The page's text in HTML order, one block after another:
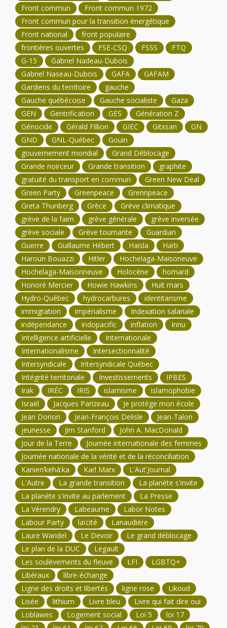
Front commun
Front commun 1972
Front commun pour la transition énergétique
Front national
front populaire
frontières ouvertes
FSE-CSQ FSSS
FTQ
G-15
Gabriel Nadeau-Dubois
Gabriel Naseau-Dubois
GAFA
GAFAM
Gardiens du territoire
gauche
Gauche québécoise
Gauche socialiste
Gaza
GEN
Gentrification GES
Génération Z
Génocide
Gérald Fillion GIEC Gitxsan
GN
GND
GNL-Québec
Gouin
gouvernement mondial
Grand Déblocage
Grande noirceur
Grande transition
graphite
gratuité du transport en commun
Green New Deal
Green Party
Greenpeace
Grennpeace
Greta Thunberg
Grèce
Grève climatique
grève de la faim
grève générale
grève inversée
grève sociale
Grève tournante
Guardian
Guerre
Guillaume Hébert Haisla
Haïti
Haroun Bouazzi
Hitler
Hochelaga-Maisoneuve
Hochelaga-Maisonneuve
Holocène
homard
Honoré Mercier
Howie Hawkins
Huit mars
Hydro-Québec
hydrocarbures
identitarisme
immigration
impérialisme
Indexation salariale
indépendance
Indopacific inflation
Innu
Intelligence artificielle
Internationale
Internationalisme
Intersectionnalité
Intersyndicale
Intersyndicale Québec
Intégrité territoriale
Investissements
IPBES
Irak
IRÉC IRIS islamisme
islamophobie
Israël
Jacques Parizeau
Je protège mon école
Jean Dorion
Jean-François Delisle
Jean-Talon
jeunesse
Jim Stanford
John A. MacDonald
Jour de la Terre
Journée internationale des femmes
Journée nationale de la vérité et de la réconciliation
Kanien’kehá:ka
Karl Marx
L'Aut'Journal
L'Autre
La grande transition
La planète s'invite
La planète s'invite au parlement
La Presse
La Vérendry
Labeaume
Labor Notes
Labour Party
laïcité
Lanaudière
Laure Waridel
Le Devoir
Le grand déblocage
Le plan de la DUC
Legault
Les soulèvements du fleuve
LFI
LGBTQ+
Libéraux
libre-échange
Ligne des droits et libertés
ligne rose
Likoud
Lisée
lithium Livre bleu
Livre qui fait dire oui
Loblawes
Logement social Loi 5
loi 17